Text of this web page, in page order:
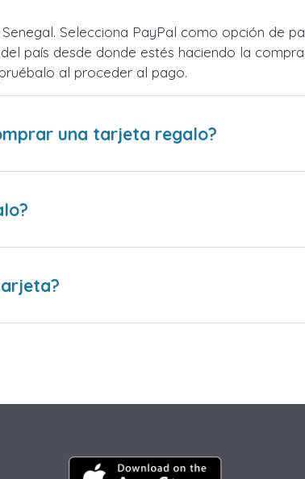
Selecciona PayPal como opción de
país desde donde estés haciendo la
al proceder al pago.
una tarjeta regalo?